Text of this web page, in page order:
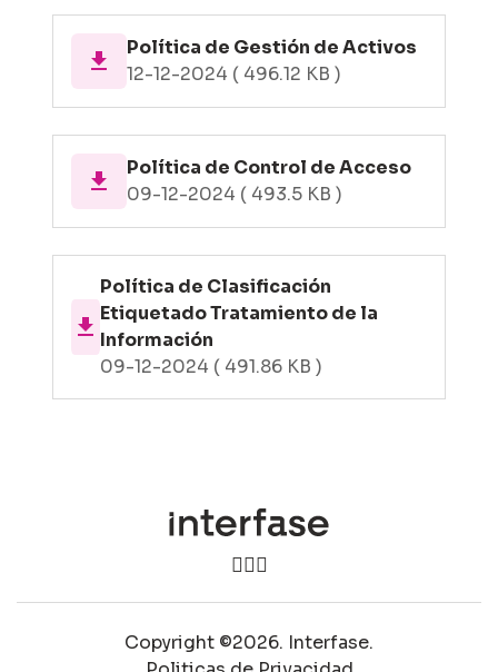
file_download
Política de Gestión de Activos
12-12-2024 ( 496.12 KB )
file_download
Política de Control de Acceso
09-12-2024 ( 493.5 KB )
file_download
Política de Clasificación
Etiquetado Tratamiento de la
Información
09-12-2024 ( 491.86 KB )
Copyright ©2026. Interfase.